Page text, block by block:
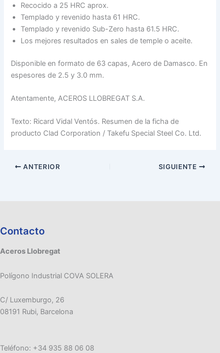
Recocido a 25 HRC aprox.
Templado y revenido hasta 61 HRC.
Templado y revenido Sub-Zero hasta 61.5 HRC.
Los mejores resultados en sales de temple o aceite.
Disponible en formato de 63 capas, Acero de Damasco. En
espesores de 2.5 y 3.0 mm.
Atentamente, ACEROS LLOBREGAT S.A.
Texto: Ricard Vidal Ventós. Resumen de la ficha de
producto Clad Corporation / Takefu Special Steel Co. Ltd.
ANTERIOR SIGUIENTE
Contacto
Aceros Llobregat
Polígono Industrial COVA SOLERA
C/ Luxemburgo, 26
08191 Rubi, Barcelona
Teléfono: +34 935 88 06 08